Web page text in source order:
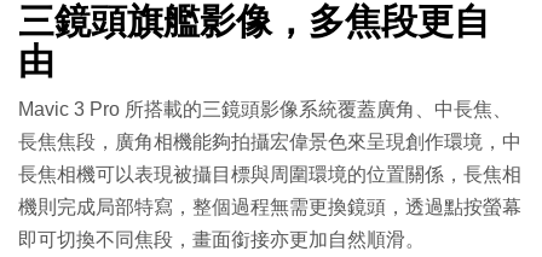
三鏡頭旗艦影像，多焦段更自
由
Mavic 3 Pro 所搭載的三鏡頭影像系統覆蓋廣角、中長焦、
長焦焦段，廣角相機能夠拍攝宏偉景色來呈現創作環境，中
長焦相機可以表現被攝目標與周圍環境的位置關係，長焦相
機則完成局部特寫，整個過程無需更換鏡頭，透過點按螢幕
即可切換不同焦段，畫面銜接亦更加自然順滑。